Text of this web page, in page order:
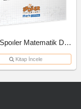
8.Sınıf Spoıler Matematik Defteri
Kitap İncele